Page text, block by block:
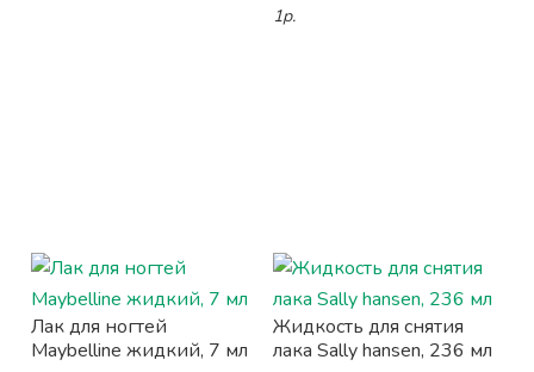
1р.
Лак для ногтей
Maybelline жидкий, 7 мл
Жидкость для снятия
лака Sally hansen, 236 мл